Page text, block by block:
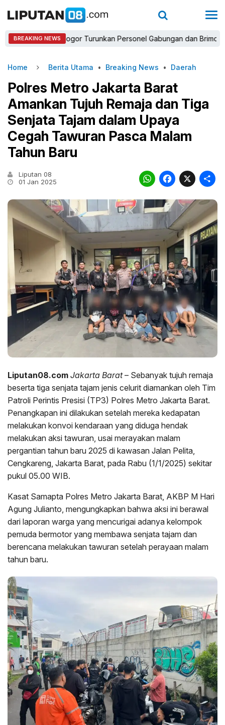
BREAKING NEWS
Bogor Turunkan Personel Gabungan dan Brimob,
Home Berita Utama • Breaking News • Daerah
Polres Metro Jakarta Barat
Amankan Tujuh Remaja dan Tiga
Senjata Tajam dalam Upaya
Cegah Tawuran Pasca Malam
Tahun Baru
Liputan 08
01 Jan 2025
X
Liputan08.com Jakarta Barat– Sebanyak tujuh remaja
beserta tiga senjata tajam jenis celurit diamankan oleh Tim
Patroli Perintis Presisi (TP3) Polres Metro Jakarta Barat.
Penangkapan ini dilakukan setelah mereka kedapatan
melakukan konvoi kendaraan yang diduga hendak
melakukan aksi tawuran, usai merayakan malam
pergantian tahun baru 2025 di kawasan Jalan Pelita,
Cengkareng, Jakarta Barat, pada Rabu (1/1/2025) sekitar
pukul 05.00 WIB.
Kasat Samapta Polres Metro Jakarta Barat, AKBP M Hari
Agung Julianto, mengungkapkan bahwa aksi ini berawal
dari laporan warga yang mencurigai adanya kelompok
pemuda bermotor yang membawa senjata tajam dan
berencana melakukan tawuran setelah perayaan malam
tahun baru.